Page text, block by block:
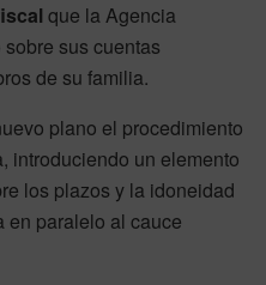
que la Agencia
sus cuentas
de su familia.
plano el procedimiento
introduciendo un elemento
los plazos y la idoneidad
en paralelo al cauce